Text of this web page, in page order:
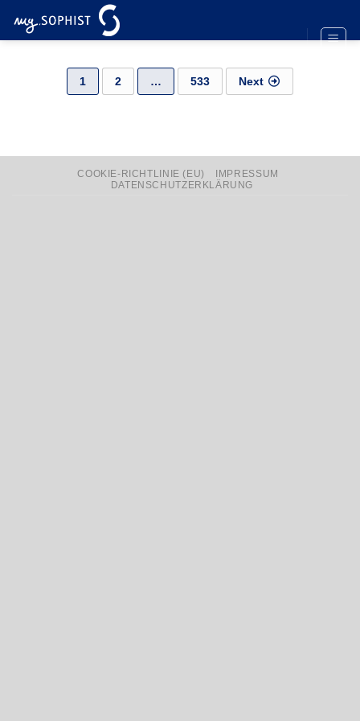
Inhalt
Beitrags-
1 2 … 533 Next
COOKIE-RICHTLINIE (EU)
IMPRESSUM
DATENSCHUTZERKLÄRUNG